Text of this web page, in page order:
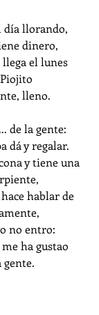
día llorando,
dinero,
el lunes
lleno.
de la gente:
dá y regalar.
y tiene una
hablar de
no entro:
ha gustao
gente.